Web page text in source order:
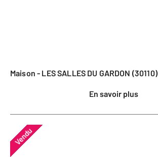
Maison - LES SALLES DU GARDON (30110)
En savoir plus
Vendu